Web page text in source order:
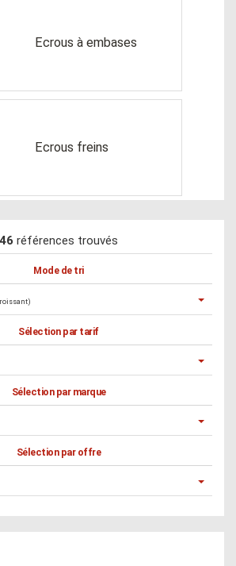
Ecrous à embases
Ecrous freins
46 références trouvés
Mode de tri
Sélection par tarif
Sélection par marque
Sélection par offre